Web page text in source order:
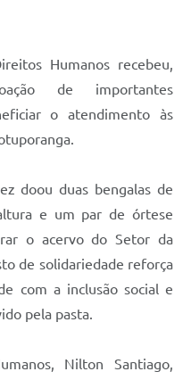
Humanos recebeu,
de importantes
o atendimento às
doou duas bengalas de
e um par de órtese
o acervo do Setor da
de solidariedade reforça
com a inclusão social e
pela pasta.
Nilton Santiago,